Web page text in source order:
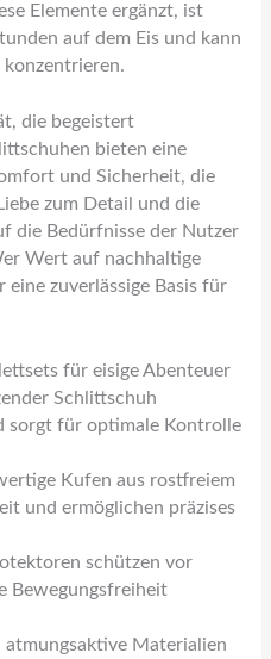
Elemente ergänzt, ist
auf dem Eis und kann
konzentrieren.
die begeistert
bieten eine
und Sicherheit, die
zum Detail und die
die Bedürfnisse der Nutzer
Wert auf nachhaltige
zuverlässige Basis für
für eisige Abenteuer
Schlittschuh
sorgt für optimale Kontrolle
Kufen aus rostfreiem
und ermöglichen präzises
schützen vor
Bewegungsfreiheit
atmungsaktive Materialien